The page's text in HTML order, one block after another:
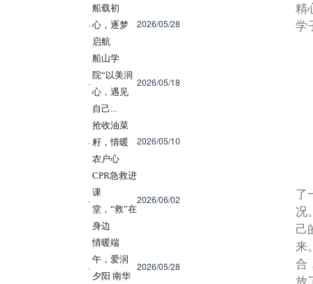
·
船载初
心，逐梦
启航
2026/05/28
·
船山学
院“以美润
心，遇见
自己...
2026/05/18
·
抢收油菜
籽，情暖
农户心
2026/05/10
·
CPR急救进
课
堂，“救”在
身边
2026/06/02
·
情暖端
午，爱润
夕阳 南华
2026/05/28
精
学
了
况
己
来
合